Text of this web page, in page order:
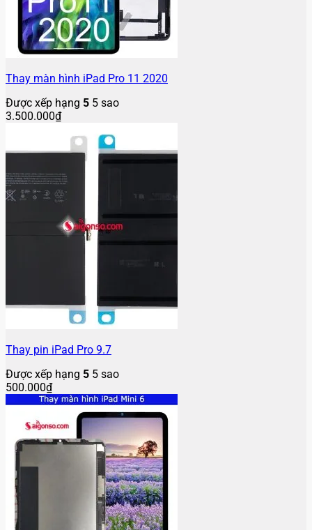
Thay màn hình iPad Pro 11 2020
Được xếp hạng 5 5 sao
3.500.000₫
Thay pin iPad Pro 9.7
Được xếp hạng 5 5 sao
500.000₫